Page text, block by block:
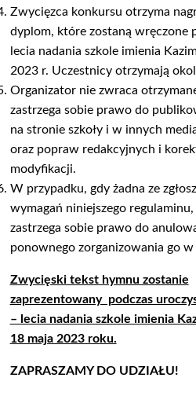
Zwycięzca konkursu otrzyma
dyplom, które zostaną wręczone
lecia nadania szkole imienia
2023 r. Uczestnicy otrzymają
Organizator nie zwraca
zastrzega sobie prawo do
na stronie szkoły i w innych
oraz popraw redakcyjnych i
modyfikacji.
W przypadku, gdy żadna ze
wymagań niniejszego
zastrzega sobie prawo do
ponownego zorganizowania go
Zwycięski tekst hymnu zostanie
zaprezentowany podczas
– lecia nadania szkole imienia
18 maja 2023 roku.
ZAPRASZAMY DO UDZIAŁU!